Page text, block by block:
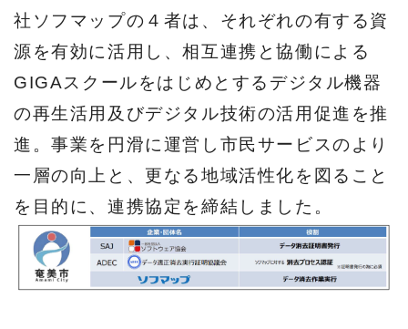
社ソフマップの４者は、それぞれの有する資
源を有効に活用し、相互連携と協働による
GIGAスクールをはじめとするデジタル機器
の再生活用及びデジタル技術の活用促進を推
進。事業を円滑に運営し市民サービスのより
一層の向上と、更なる地域活性化を図ること
を目的に、連携協定を締結しました。